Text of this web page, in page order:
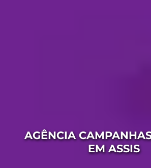
AGÊNCIA
EM ASSIS